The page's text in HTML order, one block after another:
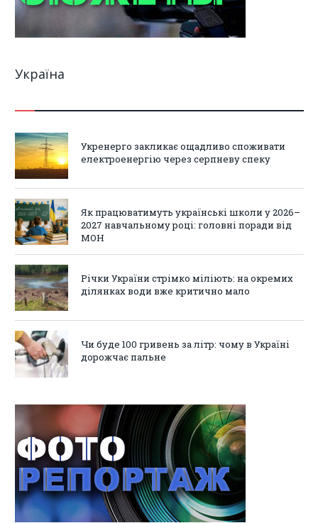
Україна
Укренерго закликає ощадливо споживати
електроенергію через серпневу спеку
Як працюватимуть українські школи у 2026–
2027 навчальному році: головні поради від
МОН
Річки України стрімко міліють: на окремих
ділянках води вже критично мало
Чи буде 100 гривень за літр: чому в Україні
дорожчає пальне